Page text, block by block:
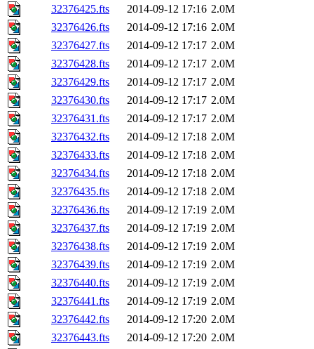
32376425.fts
2014-09-12 17:16 2.0M
32376426.fts
2014-09-12 17:16 2.0M
32376427.fts
2014-09-12 17:17 2.0M
32376428.fts
2014-09-12 17:17 2.0M
32376429.fts
2014-09-12 17:17 2.0M
32376430.fts
2014-09-12 17:17 2.0M
32376431.fts
2014-09-12 17:17 2.0M
32376432.fts
2014-09-12 17:18 2.0M
32376433.fts
2014-09-12 17:18 2.0M
32376434.fts
2014-09-12 17:18 2.0M
32376435.fts
2014-09-12 17:18 2.0M
32376436.fts
2014-09-12 17:19 2.0M
32376437.fts
2014-09-12 17:19 2.0M
32376438.fts
2014-09-12 17:19 2.0M
32376439.fts
2014-09-12 17:19 2.0M
32376440.fts
2014-09-12 17:19 2.0M
32376441.fts
2014-09-12 17:19 2.0M
32376442.fts
2014-09-12 17:20 2.0M
32376443.fts
2014-09-12 17:20 2.0M